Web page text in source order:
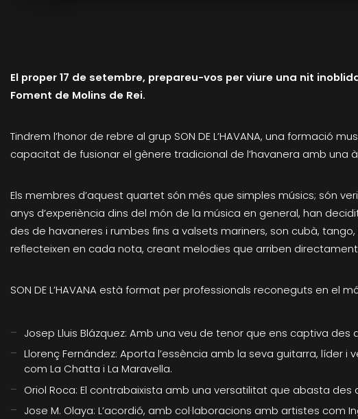
El proper 17 de setembre, prepareu-vos per viure una nit
Foment de Molins de Rei.
Tindrem l’honor de rebre al grup SON DE L’HAVANA, una formació
capacitat de fusionar el gènere tradicional de l’havanera amb una
Els membres d’aquest quartet són més que simples músics; són
anys d’experiència dins del món de la música en general, han
des de havaneres i rumbes fins a valsets mariners, son cubà,
reflecteixen en cada nota, creant melodies que arriben
SON DE L’HAVANA està format per professionals reconeguts en el
Josep Lluis Blázquez: Amb una veu de tenor que ens captiva des
Llorenç Fernández: Aporta l’essència amb la seva guitarra, líder
com La Chatta i La Maravella.
Oriol Roca: El contrabaixista amb una versatilitat que abasta des
Jose M. Olaya: L’acordió, amb col·laboracions amb artistes com